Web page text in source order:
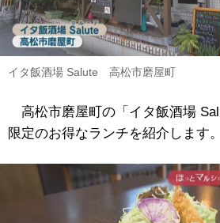
イタ飯酒場 Salute 高松市磨屋町
高松市磨屋町の「イタ飯酒場
限定のお得なランチを紹介します。